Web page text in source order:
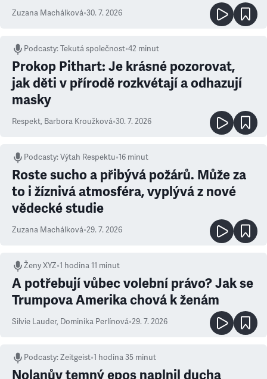
Zuzana Machálková•30. 7. 2026
Podcasty:Tekutá společnost•42 minut
Prokop Pithart: Je krásné pozorovat,
jak děti v přírodě rozkvétají a odhazují
masky
Respekt, Barbora Kroužková•30. 7. 2026
Podcasty:Výtah Respektu•16 minut
Roste sucho a přibývá požárů. Může za
to i žíznivá atmosféra, vyplývá z nové
vědecké studie
Zuzana Machálková•29. 7. 2026
Ženy XYZ•1 hodina 11 minut
A potřebují vůbec volební právo? Jak se
Trumpova Amerika chová k ženám
Silvie Lauder, Dominika Perlínová•29. 7. 2026
Podcasty:Zeitgeist•1 hodina 35 minut
Nolanův temný epos naplnil ducha